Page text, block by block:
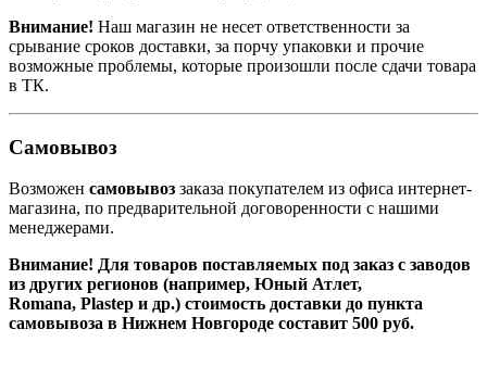
Внимание! Наш магазин не несет ответственности за
срывание сроков доставки, за порчу упаковки и прочие
возможные проблемы, которые произошли после сдачи товара
в ТК.
Самовывоз
Возможен самовывоз заказа покупателем из офиса интернет-
магазина, по предварительной договоренности с нашими
менеджерами.
Внимание! Для товаров поставляемых под заказ с заводов
из других регионов (например, Юный Атлет,
Romana, Plastep и др.) стоимость доставки до пункта
самовывоза в Нижнем Новгороде составит 500 руб.